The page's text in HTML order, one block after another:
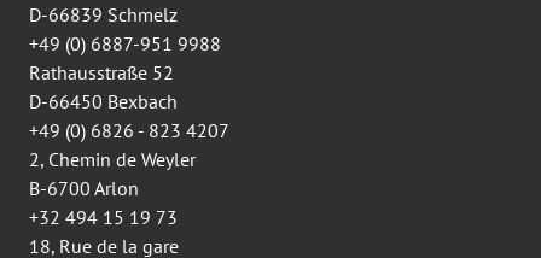
D-66839 Schmelz
+49 (0) 6887-951 9988
Rathausstraße 52
D-66450 Bexbach
+49 (0) 6826 - 823 4207
2, Chemin de Weyler
B-6700 Arlon
+32 494 15 19 73
18, Rue de la gare